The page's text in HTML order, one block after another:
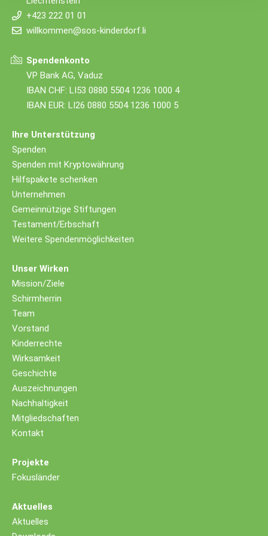
+423 222 01 01
willkommen@sos-kinderdorf.li
Spendenkonto
VP Bank AG, Vaduz
IBAN CHF: LI53 0880 5504 1236 1000 4
IBAN EUR: LI26 0880 5504 1236 1000 5
Ihre Unterstützung
Spenden
Spenden mit Kryptowährung
Hilfspakete schenken
Unternehmen
Gemeinnützige Stiftungen
Testament/Erbschaft
Weitere Spendenmöglichkeiten
Unser Wirken
Mission/Ziele
Schirmherrin
Team
Vorstand
Kinderrechte
Wirksamkeit
Geschichte
Auszeichnungen
Nachhaltigkeit
Mitgliedschaften
Kontakt
Projekte
Fokusländer
Aktuelles
Aktuelles